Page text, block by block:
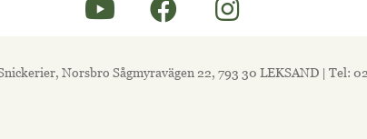
Norsbro Sågmyravägen 22, 793 30 LEKSAND | Tel: